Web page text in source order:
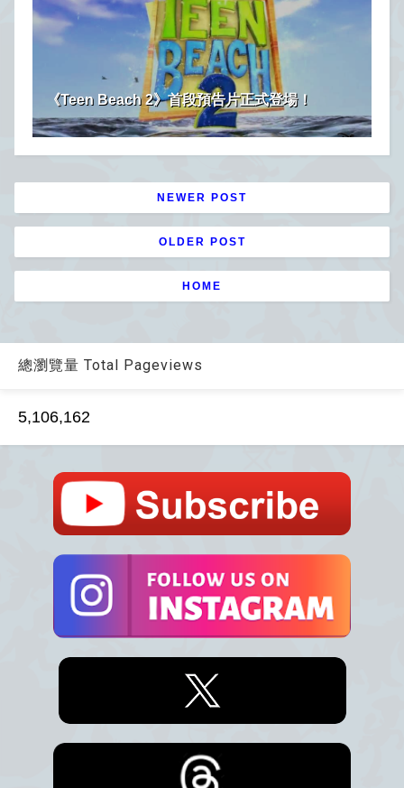
《Teen Beach 2》首段預告片正式登場！
NEWER POST
OLDER POST
HOME
總瀏覽量 Total Pageviews
5,106,162